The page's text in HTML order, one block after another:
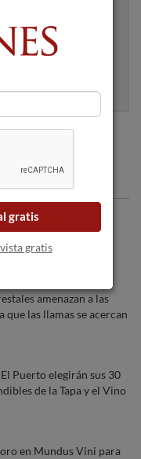
y emblemática en
amenazan a las
que las llamas se acercan
El Puerto elegirán sus 30
de la Tapa y el Vino
en Mundus Vini para
gratis
gratis